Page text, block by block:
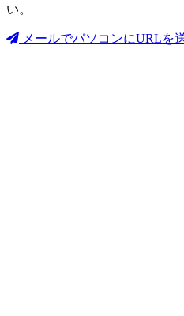
い。
メールでパソコンにURLを